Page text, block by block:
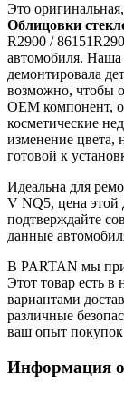
Это
Oблицовки
R2900 /
автомобиля. Наша
демонтировала
возможно, чтобы
OEM компонент,
косметические
изменение цвета,
готовой к
Идеальна для
V NQ5, цена этой
подтверждайте
данные
В PARTAN мы
Этот товар есть
вариантами
различные
ваш опыт
Информация о